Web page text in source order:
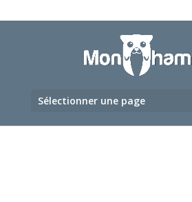
Sélectionner une page